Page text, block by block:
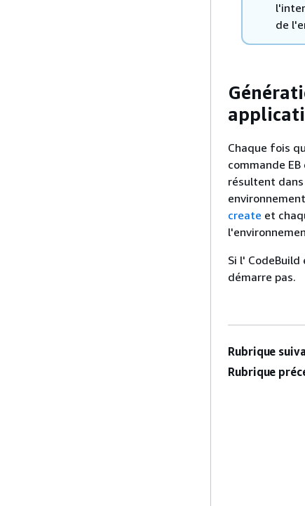
de
Chaque fois
commande
résultent dans
create et
Si l'
démarre pas.
Rubrique
Rubrique